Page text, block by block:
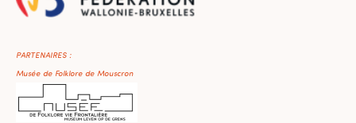
PARTENAIRES :
Musée de Folklore de Mouscron